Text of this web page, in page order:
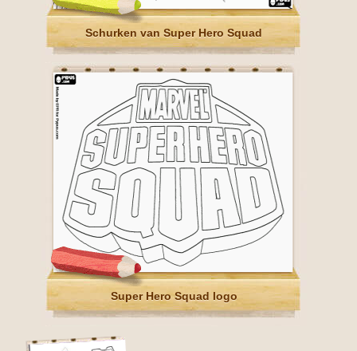
Schurken van Super Hero Squad
Super Hero Squad logo